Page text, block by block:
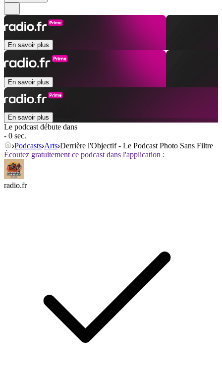
En savoir plus
En savoir plus
En savoir plus
Le podcast débute dans
- 0 sec.
Podcasts Arts Derrière l'Objectif - Le Podcast Photo Sans Filtre
Écoutez gratuitement ce podcast dans l'application :
radio.fr